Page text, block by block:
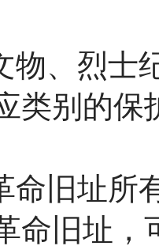
物、烈士
类别的保
旧址所
命旧址，